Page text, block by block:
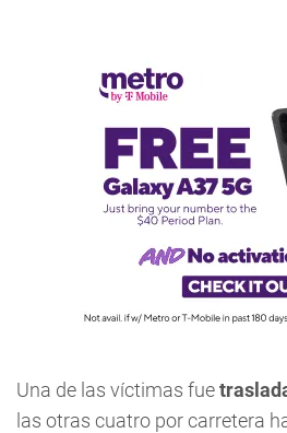
Una de las víctimas fue
las otras cuatro por carretera